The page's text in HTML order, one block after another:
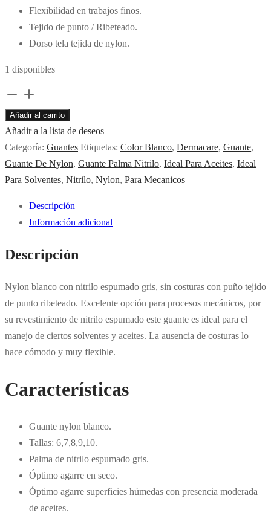
Flexibilidad en trabajos finos.
Tejido de punto / Ribeteado.
Dorso tela tejida de nylon.
1 disponibles
51-
800
Guante
Nylon
Bco
C/Pal
cantidad
Añadir al carrito
Añadir a la lista de deseos
Categoría: Guantes Etiquetas: Color Blanco, Dermacare, Guante,
Guante De Nylon, Guante Palma Nitrilo, Ideal Para Aceites, Ideal
Para Solventes, Nitrilo, Nylon, Para Mecanicos
Descripción
Información adicional
Descripción
Nylon blanco con nitrilo espumado gris, sin costuras con puño tejido
de punto ribeteado. Excelente opción para procesos mecánicos, por
su revestimiento de nitrilo espumado este guante es ideal para el
manejo de ciertos solventes y aceites. La ausencia de costuras lo
hace cómodo y muy flexible.
Características
Guante nylon blanco.
Tallas: 6,7,8,9,10.
Palma de nitrilo espumado gris.
Óptimo agarre en seco.
Óptimo agarre superficies húmedas con presencia moderada
de aceites.